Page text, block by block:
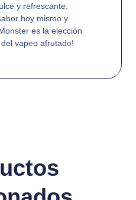
y refrescante.
hoy mismo y
es la elección
vapeo afrutado!